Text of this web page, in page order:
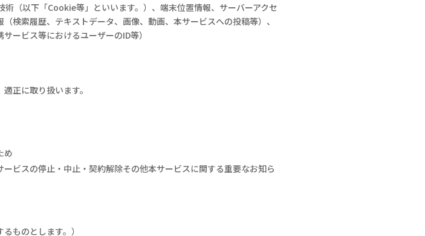
術（以下「Cookie等」といいます。）、端末位置情報、サーバーアクセ
検索履歴、テキストデータ、画像、動画、本サービスへの投稿等）、
ービス等におけるユーザーのID等）
正に取り扱います。
め
ビスの停止・中止・契約解除その他本サービスに関する重要なお知ら
ものとします。）